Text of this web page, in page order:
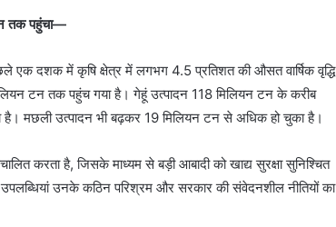
तक पहुंचा—
एक दशक में कृषि क्षेत्र में लगभग 4.5 प्रतिशत की औसत वार्षिक वृद्धि
टन तक पहुंच गया है। गेहूं उत्पादन 118 मिलियन टन के करीब
है। मछली उत्पादन भी बढ़कर 19 मिलियन टन से अधिक हो चुका है।
करता है, जिसके माध्यम से बड़ी आबादी को खाद्य सुरक्षा सुनिश्चित
उनके कठिन परिश्रम और सरकार की संवेदनशील नीतियों का